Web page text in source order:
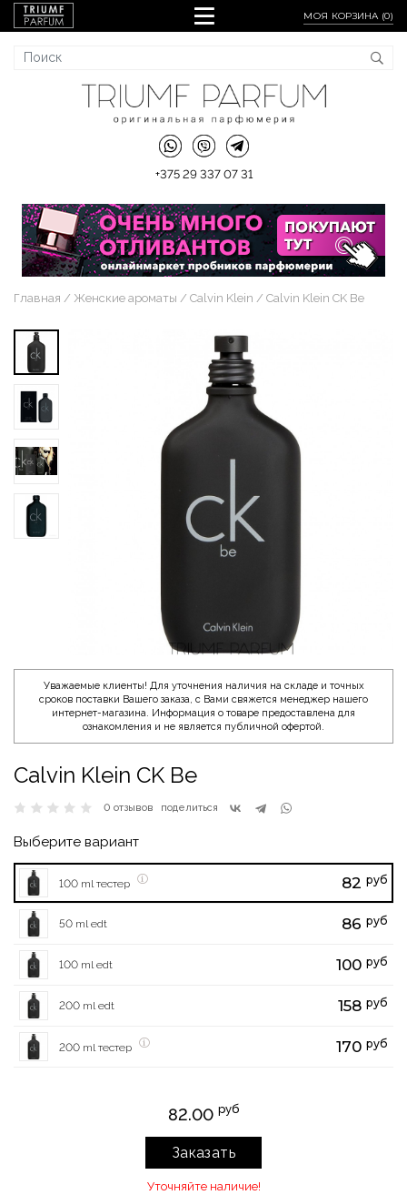
МОЯ КОРЗИНА (0)
+375 29 337 07 31
Главная Женские ароматы Calvin Klein Calvin Klein CK Be
Уважаемые клиенты! Для уточнения наличия на складе и точных
сроков поставки Вашего заказа, с Вами свяжется менеджер нашего
интернет-магазина. Информация о товаре предоставлена для
ознакомления и не является публичной офертой.
Calvin Klein CK Be
0 отзывов поделиться
Выберите вариант
100 ml тестер 82 руб
50 ml edt 86 руб
100 ml edt 100 руб
200 ml edt 158 руб
200 ml тестер 170 руб
82.00 руб
Заказать
Уточняйте наличие!